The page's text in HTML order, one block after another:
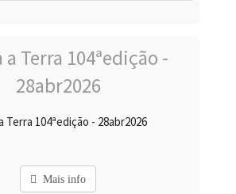
Terra 104ªedição - 28abr2026
Mais info